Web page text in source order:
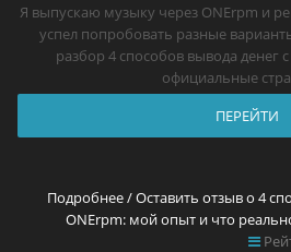
Я выпускаю музыку через ONErpm и
успел попробовать разные
разбор 4 способов вывода денег
официальные
ПЕРЕЙТИ
Подробнее / Оставить отзыв о 4
ONErpm: мой опыт и что